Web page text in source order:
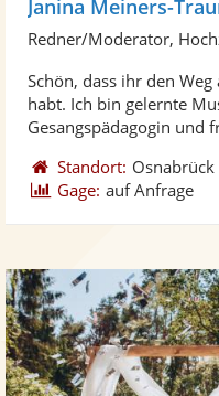
Redner/Moderator,
Schön, dass ihr den
habt. Ich bin gelernte
Gesangspädagogin und
Standort: Osnabrück
Gage: auf Anfrage